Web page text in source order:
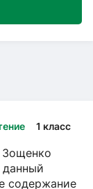
1 класс
Зощенко
данный
содержание